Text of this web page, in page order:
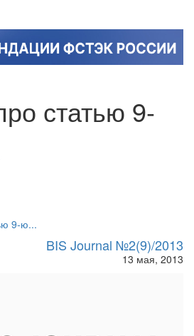
статью 9-
9-ю...
BIS Journal №2(9)/2013
13 мая, 2013